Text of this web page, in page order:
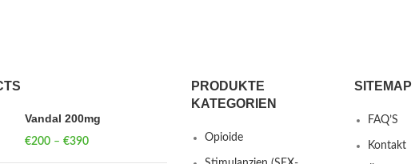
Vandal 200mg
€200 – €390Price range: €200
PRODUKTE
KATEGORIEN
Opioide
SITEMAP
FAQ’S
Kontakt